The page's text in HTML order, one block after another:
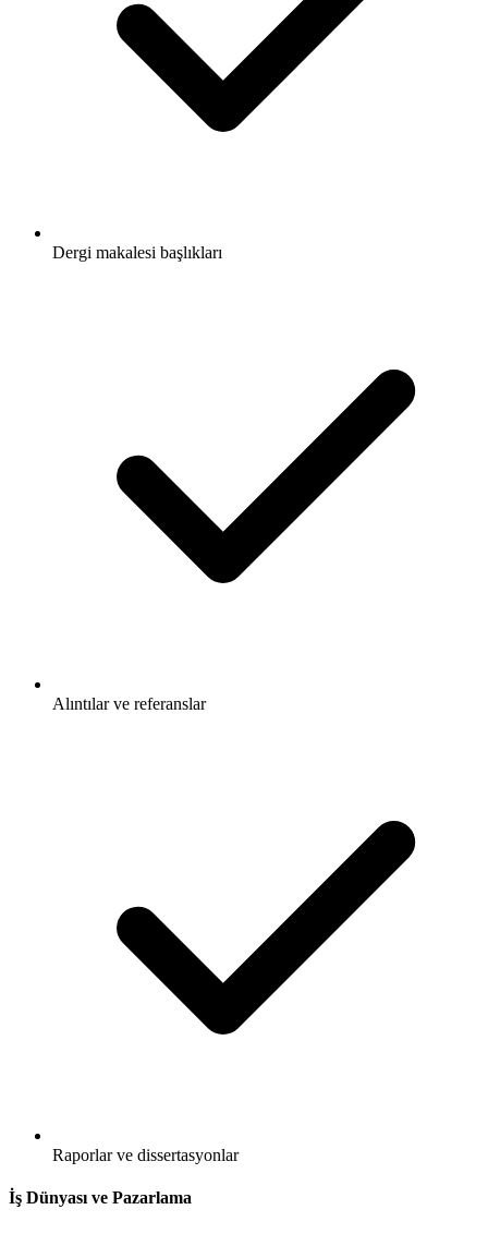
Dergi makalesi başlıkları
Alıntılar ve referanslar
Raporlar ve dissertasyonlar
İş Dünyası ve Pazarlama